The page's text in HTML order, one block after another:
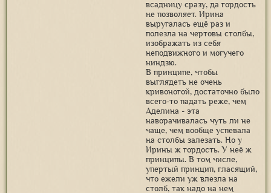
всадницу сразу, да гордость
не позволяет. Ирина
выругалась ещё раз и
полезла на чертовы столбы,
изображать из себя
неподвижного и могучего
ниндзю.
В принципе, чтобы
выглядеть не очень
кривоногой, достаточно было
всего-то падать реже, чем
Аделина - эта
наворачивалась чуть ли не
чаще, чем вообще успевала
на столбы залезать. Но у
Ирины ж гордость. У неё ж
принципы. В том числе,
упертый принцип, гласящий,
что ежели уж влезла на
столб, так надо на нем